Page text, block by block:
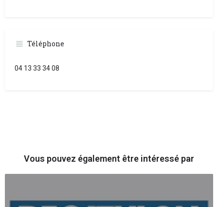
Téléphone
04 13 33 34 08
Vous pouvez également être intéressé par